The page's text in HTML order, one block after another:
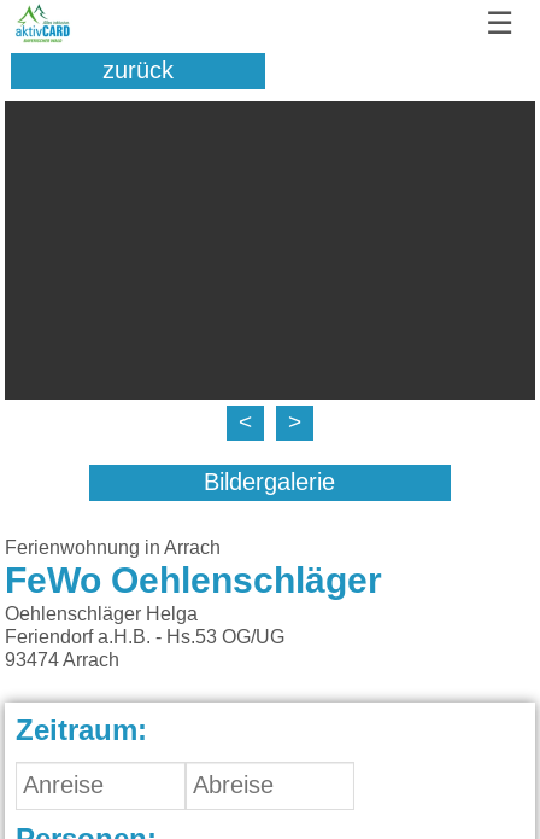
☰
zurück
< >
Bildergalerie
Ferienwohnung in Arrach
FeWo Oehlenschläger
Oehlenschläger Helga
Feriendorf a.H.B. - Hs.53 OG/UG
93474 Arrach
Zeitraum: